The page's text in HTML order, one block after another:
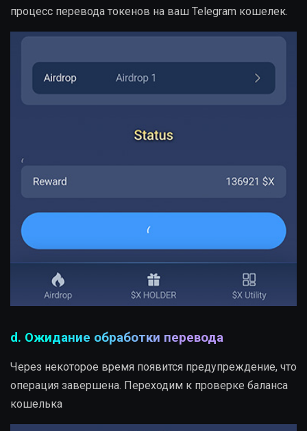
процесс перевода токенов на ваш Telegram кошелек.
d. Ожидание обработки перевода
Через некоторое время появится предупреждение, что
операция завершена. Переходим к проверке баланса
кошелька